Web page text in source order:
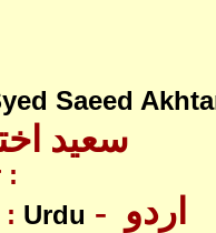
Saeed
سعید
:
: Urdu